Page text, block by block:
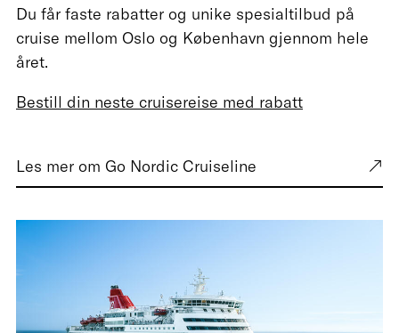
Du får faste rabatter og unike spesialtilbud på
cruise mellom Oslo og København gjennom hele
året.
Bestill din neste cruisereise med rabatt
Les mer om Go Nordic Cruiseline